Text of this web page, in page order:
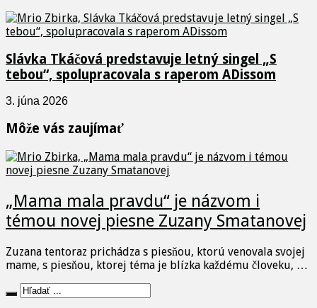
Slávka Tkáčová predstavuje letný singel „S
tebou“, spolupracovala s raperom ADissom
3. júna 2026
Môže vás zaujímať
„Mama mala pravdu“ je názvom i
témou novej piesne Zuzany Smatanovej
Zuzana tentoraz prichádza s piesňou, ktorú venovala svojej
mame, s piesňou, ktorej téma je blízka každému človeku, …